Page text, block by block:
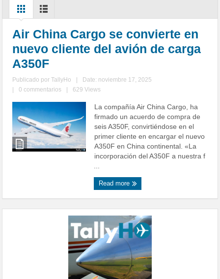
Air China Cargo se convierte en
nuevo cliente del avión de carga
A350F
Publicado porTallyHo
Date: noviembre 17, 2025
0 commentarios 629 Views
La compañía Air China Cargo, ha
firmado un acuerdo de compra de
seis A350F, convirtiéndose en el
primer cliente en encargar el nuevo
A350F en China continental. «La
incorporación del A350F a nuestra f
...
Read more